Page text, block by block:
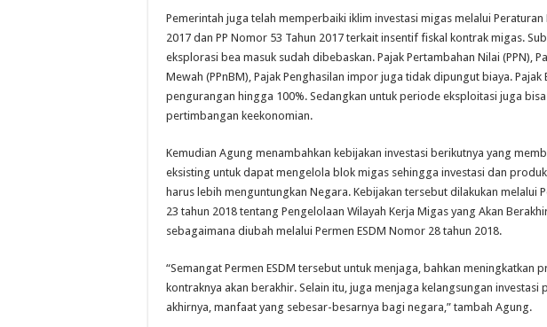
Pemerintah juga telah memperbaiki iklim investasi migas melalui Peraturan
2017 dan PP Nomor 53 Tahun 2017 terkait insentif fiskal kontrak migas.
eksplorasi bea masuk sudah dibebaskan. Pajak Pertambahan Nilai (PPN),
Mewah (PPnBM), Pajak Penghasilan impor juga tidak dipungut biaya. Pajak
pengurangan hingga 100%. Sedangkan untuk periode eksploitasi juga
pertimbangan keekonomian.
Kemudian Agung menambahkan kebijakan investasi berikutnya yang
eksisting untuk dapat mengelola blok migas sehingga investasi dan
harus lebih menguntungkan Negara. Kebijakan tersebut dilakukan melalui
23 tahun 2018 tentang Pengelolaan Wilayah Kerja Migas yang Akan
sebagaimana diubah melalui Permen ESDM Nomor 28 tahun 2018.
“Semangat Permen ESDM tersebut untuk menjaga, bahkan meningkatkan
kontraknya akan berakhir. Selain itu, juga menjaga kelangsungan investasi
akhirnya, manfaat yang sebesar-besarnya bagi negara,” tambah Agung.